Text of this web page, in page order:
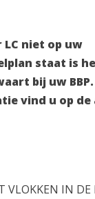
niet op uw
staat is
bij uw BBP.
vind u op de
VLOKKEN IN